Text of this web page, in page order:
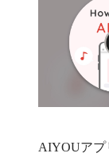
AIYOUアプ